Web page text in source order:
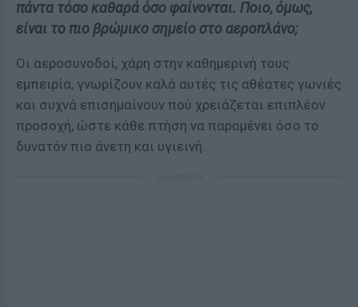
πάντα τόσο καθαρά όσο φαίνονται. Ποιο, όμως,
είναι το πιο βρώμικο σημείο στο αεροπλάνο;
Οι αεροσυνοδοί, χάρη στην καθημερινή τους
εμπειρία, γνωρίζουν καλά αυτές τις αθέατες γωνιές
και συχνά επισημαίνουν πού χρειάζεται επιπλέον
προσοχή, ώστε κάθε πτήση να παραμένει όσο το
δυνατόν πιο άνετη και υγιεινή.